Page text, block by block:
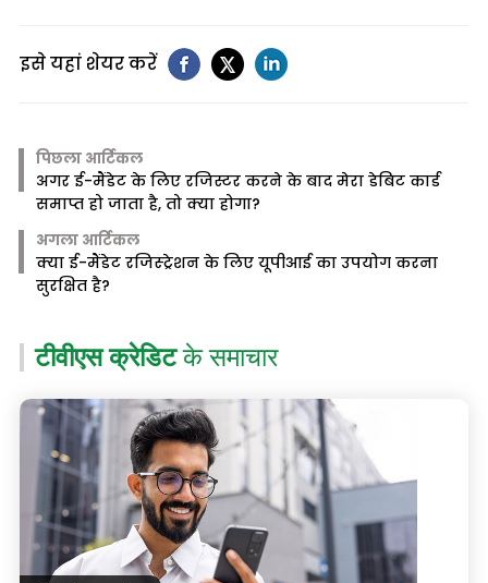
इसे यहां शेयर करें
पिछला आर्टिकल
अगर ई-मैंडेट के लिए रजिस्टर करने के बाद मेरा डेबिट कार्ड
समाप्त हो जाता है, तो क्या होगा?
अगला आर्टिकल
क्या ई-मैंडेट रजिस्ट्रेशन के लिए यूपीआई का उपयोग करना
सुरक्षित है?
टीवीएस क्रेडिटके समाचार